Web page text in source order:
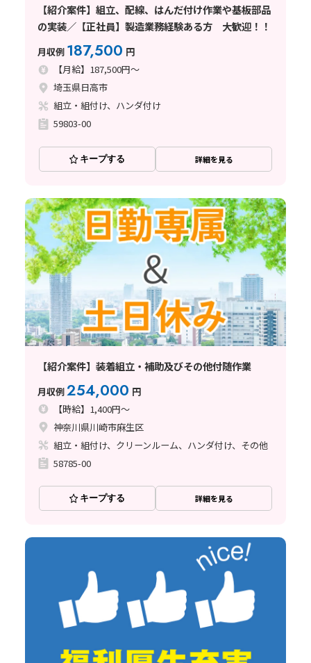
【紹介案件】組立、配線、はんだ付け作業や基板部品
の実装／【正社員】製造業務経験ある方 大歓迎！！
月収例 187,500 円
【月給】187,500円～
埼玉県日高市
組立・組付け、ハンダ付け
59803-00
キープする 詳細を見る
【紹介案件】装着組立・補助及びその他付随作業
月収例254,000 円
【時給】1,400円～
神奈川県川崎市麻生区
組立・組付け、クリーンルーム、ハンダ付け、その他
58785-00
キープする 詳細を見る